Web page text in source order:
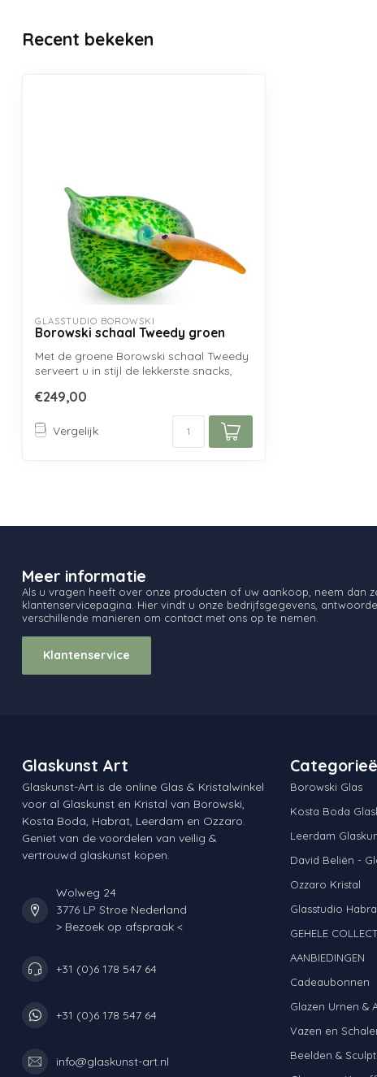
Recent bekeken
GLASSTUDIO BOROWSKI
Borowski schaal Tweedy groen
Met de groene Borowski schaal Tweedy
serveert u in stijl de lekkerste snacks,
€249,00
Vergelijk
Meer informatie
Als u vragen heeft over onze producten of uw aankoop, neem dan
klantenservicepagina. Hier vindt u onze bedrijfsgegevens,
verschillende manieren om contact met ons op te nemen.
Klantenservice
Glaskunst Art
Glaskunst-Art is de online Glas & Kristalwinkel
voor al Glaskunst en Kristal van Borowski,
Kosta Boda, Habrat, Leerdam en Ozzaro.
Geniet van de voordelen van veilig &
vertrouwd glaskunst kopen.
Wolweg 24
3776 LP Stroe Nederland
> Bezoek op afspraak <
+31 (0)6 178 547 64
+31 (0)6 178 547 64
info@glaskunst-art.nl
Borowski Glas
Kosta Boda
Leerdam
David Beliën -
Ozzaro Kristal
Glasstudio
GEHELE
AANBIEDINGEN
Cadeaubonnen
Glazen Urnen &
Vazen en
Beelden &